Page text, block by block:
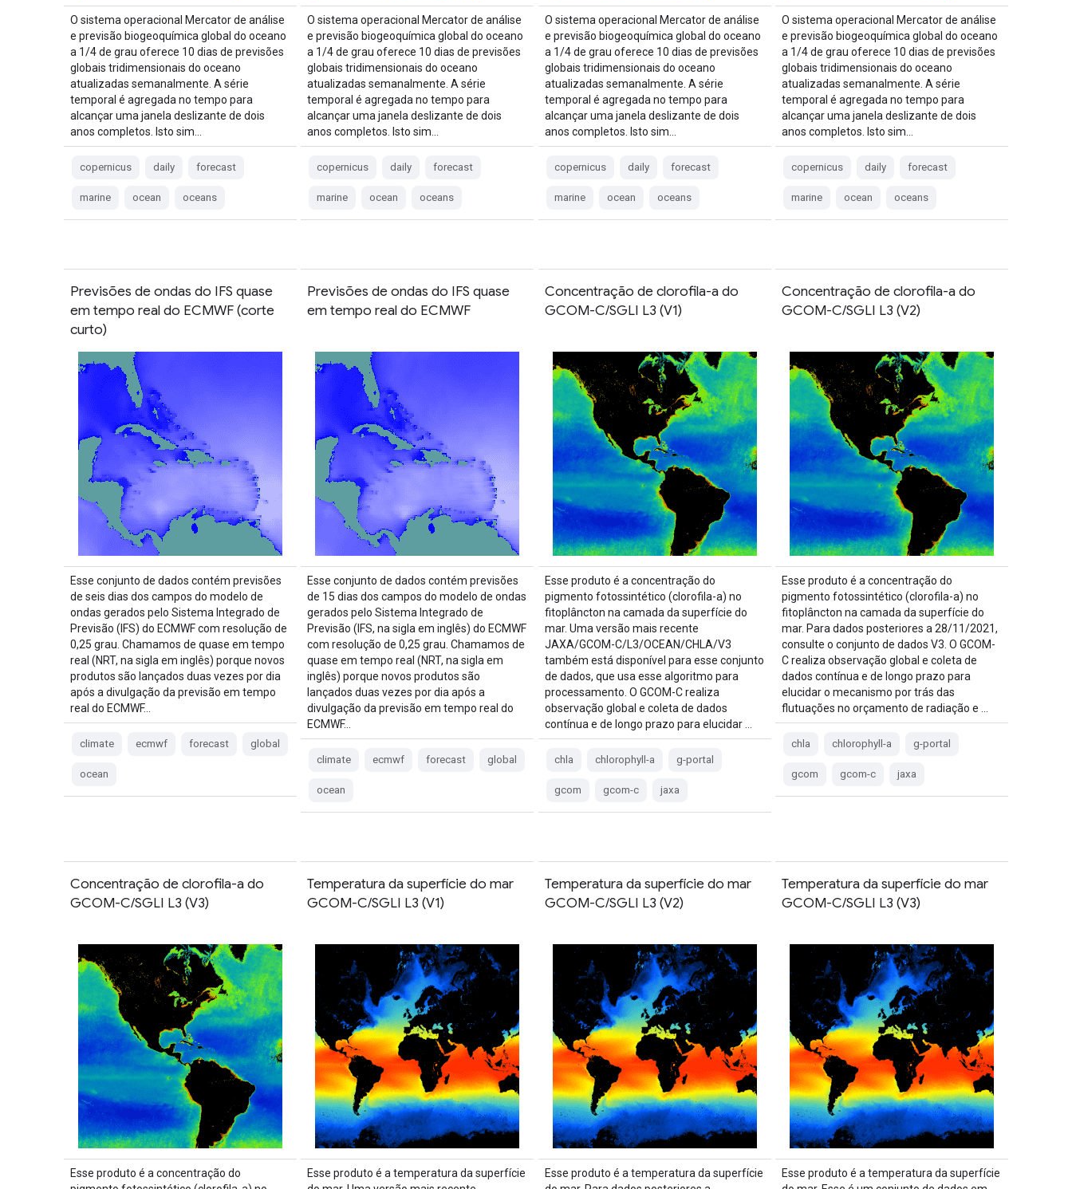
O sistema operacional Mercator de análise
e previsão biogeoquímica global do oceano
a 1/4 de grau oferece 10 dias de previsões
globais tridimensionais do oceano
atualizadas semanalmente. A série
temporal é agregada no tempo para
alcançar uma janela deslizante de dois
anos completos. Isto sim…
copernicus daily forecast
marine ocean oceans
O sistema operacional Mercator de análise
e previsão biogeoquímica global do oceano
a 1/4 de grau oferece 10 dias de previsões
globais tridimensionais do oceano
atualizadas semanalmente. A série
temporal é agregada no tempo para
alcançar uma janela deslizante de dois
anos completos. Isto sim…
copernicus daily forecast
marine ocean oceans
O sistema operacional Mercator de análise
e previsão biogeoquímica global do oceano
a 1/4 de grau oferece 10 dias de previsões
globais tridimensionais do oceano
atualizadas semanalmente. A série
temporal é agregada no tempo para
alcançar uma janela deslizante de dois
anos completos. Isto sim…
copernicus daily forecast
marine ocean oceans
O sistema operacional Mercator de análise
e previsão biogeoquímica global do oceano
a 1/4 de grau oferece 10 dias de previsões
globais tridimensionais do oceano
atualizadas semanalmente. A série
temporal é agregada no tempo para
alcançar uma janela deslizante de dois
anos completos. Isto sim…
copernicus daily forecast
marine ocean oceans
Previsões de ondas do IFS quase
em tempo real do ECMWF (corte
curto)
Esse conjunto de dados contém previsões
de seis dias dos campos do modelo de
ondas gerados pelo Sistema Integrado de
Previsão (IFS) do ECMWF com resolução de
0,25 grau. Chamamos de quase em tempo
real (NRT, na sigla em inglês) porque novos
produtos são lançados duas vezes por dia
após a divulgação da previsão em tempo
real do ECMWF…
climate ecmwf forecast global
ocean
Previsões de ondas do IFS quase
em tempo real do ECMWF
Esse conjunto de dados contém previsões
de 15 dias dos campos do modelo de ondas
gerados pelo Sistema Integrado de
Previsão (IFS, na sigla em inglês) do ECMWF
com resolução de 0,25 grau. Chamamos de
quase em tempo real (NRT, na sigla em
inglês) porque novos produtos são
lançados duas vezes por dia após a
divulgação da previsão em tempo real do
ECMWF…
climate ecmwf forecast global
ocean
Concentração de clorofila-a do
GCOM-C/SGLI L3 (V1)
Esse produto é a concentração do
pigmento fotossintético (clorofila-a) no
fitoplâncton na camada da superfície do
mar. Uma versão mais recente
JAXA/GCOM-C/L3/OCEAN/CHLA/V3
também está disponível para esse conjunto
de dados, que usa esse algoritmo para
processamento. O GCOM-C realiza
observação global e coleta de dados
contínua e de longo prazo para elucidar …
chla chlorophyll-a g-portal
gcom gcom-c jaxa
Concentração de clorofila-a do
GCOM-C/SGLI L3 (V2)
Esse produto é a concentração do
pigmento fotossintético (clorofila-a) no
fitoplâncton na camada da superfície do
mar. Para dados posteriores a 28/11/2021,
consulte o conjunto de dados V3. O GCOM-
C realiza observação global e coleta de
dados contínua e de longo prazo para
elucidar o mecanismo por trás das
flutuações no orçamento de radiação e …
chla chlorophyll-a g-portal
gcom gcom-c jaxa
Concentração de clorofila-a do
GCOM-C/SGLI L3 (V3)
Esse produto é a concentração do
Temperatura da superfície do mar
GCOM-C/SGLI L3 (V1)
Esse produto é a temperatura da superfície
Temperatura da superfície do mar
GCOM-C/SGLI L3 (V2)
Esse produto é a temperatura da superfície
Temperatura da superfície do mar
GCOM-C/SGLI L3 (V3)
Esse produto é a temperatura da superfície